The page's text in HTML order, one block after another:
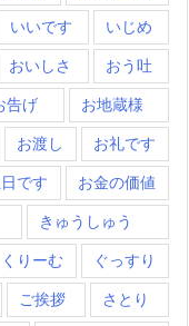
いいです いじめ
おいしさ おう吐
告げ お地蔵様
お渡し お礼です
です お金の価値
きゅうしゅう
くりーむ ぐっすり
ご挨拶 さとり